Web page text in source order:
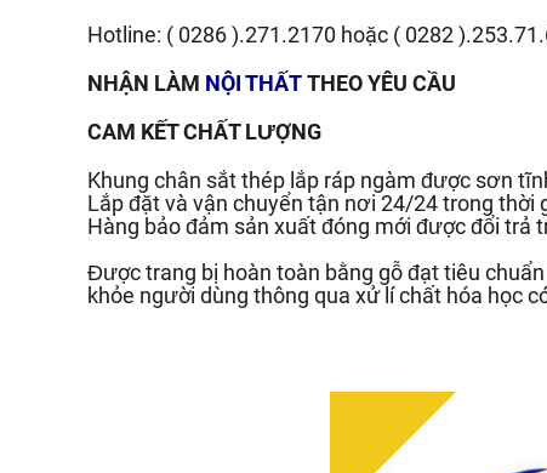
Hotline: ( 0286 ).271.2170 hoặc ( 0282
NHẬN LÀM NỘI THẤTTHEO YÊU CẦU
CAM KẾT CHẤT LƯỢNG
Khung chân sắt thép lắp ráp ngàm được sơn
Lắp đặt và vận chuyển tận nơi 24/24 trong thời
Hàng bảo đảm sản xuất đóng mới được đổi trả
Được trang bị hoàn toàn bằng gỗ đạt tiêu
khỏe người dùng thông qua xử lí chất hóa học